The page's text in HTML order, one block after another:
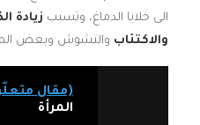
الى خلايا الدماغ، وتسبب زيادة
والاكتئاب والتشوش وبعض
(مقال
المرأة